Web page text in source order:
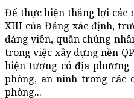
Để thực hiện thắng lợi các
XIII của Đảng xác định,
đảng viên, quần chúng
trong việc xây dựng nền
hiện tượng có địa
phòng, an ninh trong các
phòng...